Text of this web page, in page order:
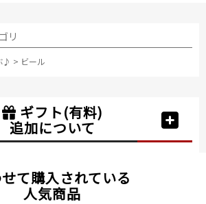
リ
♪ > ビール
ギフト(有料)
追加について
て購入されている
人気商品